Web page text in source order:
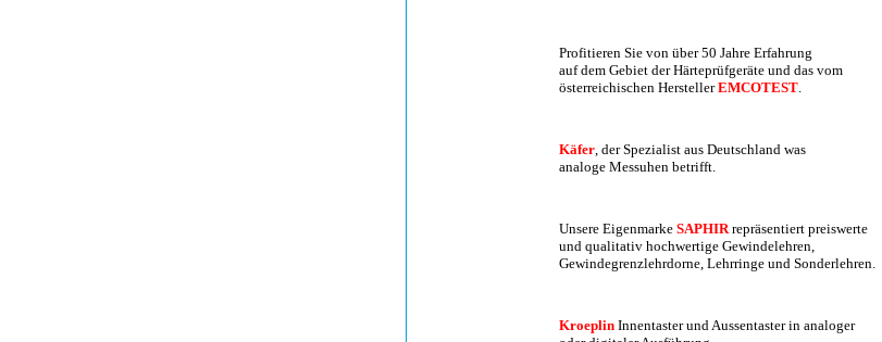
Profitieren Sie von über 50 Jahre Erfahrung
auf dem Gebiet der Härteprüfgeräte und das vom
österreichischen Hersteller EMCOTEST.
Käfer, der Spezialist aus Deutschland was
analoge Messuhen betrifft.
Unsere Eigenmarke SAPHIR repräsentiert preiswerte
und qualitativ hochwertige Gewindelehren,
Gewindegrenzlehrdorne, Lehrringe und Sonderlehren.
Kroeplin Innentaster und Aussentaster in analoger